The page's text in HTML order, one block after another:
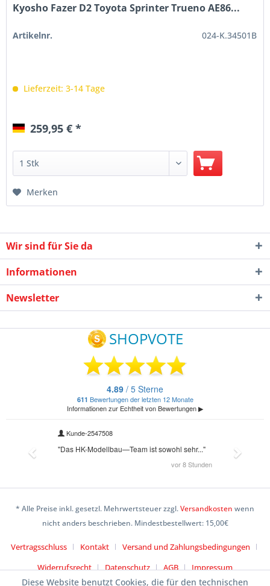
Kyosho Fazer D2 Toyota Sprinter Trueno AE86...
Artikelnr. 024-K.34501B
Lieferzeit: 3-14 Tage
259,95 € *
Merken
Wir sind für Sie da
Informationen
Newsletter
* Alle Preise inkl. gesetzl. Mehrwertsteuer zzgl.Versandkosten wenn
nicht anders beschrieben. Mindestbestellwert: 15,00€
Vertragsschluss Kontakt
Versand und Zahlungsbedingungen
Widerrufsrecht
Datenschutz AGB Impressum
Diese Website benutzt Cookies, die für den technischen